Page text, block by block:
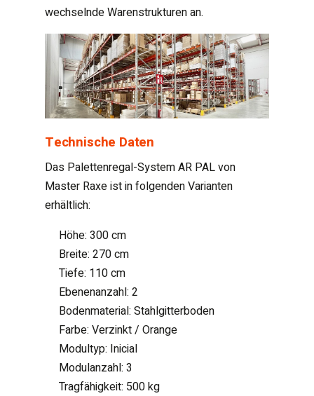
wechselnde Warenstrukturen an.
Technische Daten
Das Palettenregal-System AR PAL von
Master Raxe ist in folgenden Varianten
erhältlich:
Höhe: 300 cm
Breite: 270 cm
Tiefe: 110 cm
Ebenenanzahl: 2
Bodenmaterial: Stahlgitterboden
Farbe: Verzinkt / Orange
Modultyp: Inicial
Modulanzahl: 3
Tragfähigkeit: 500 kg